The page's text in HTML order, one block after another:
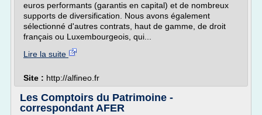
euros performants (garantis en capital) et de nombreux
supports de diversification. Nous avons également
sélectionné d'autres contrats, haut de gamme, de droit
français ou Luxembourgeois, qui...
Lire la suite
Site : http://alfineo.fr
Les Comptoirs du Patrimoine -
correspondant AFER